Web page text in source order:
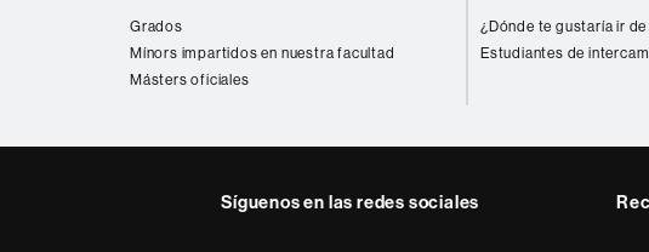
Grados
Mínors impartidos en nuestra facultad
Másters oficiales
¿Dónde te gustaría ir
Estudiantes de
Síguenos en las redes sociales